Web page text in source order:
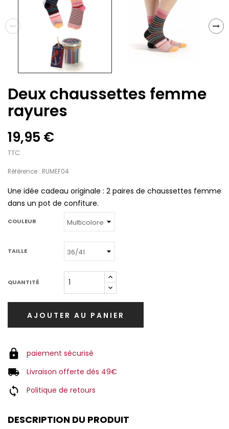
Deux chaussettes femme
rayures
19,95 €
TTC
Référence : RUMEF04
Une idée cadeau originale : 2 paires de chaussettes femme
dans un pot de confiture.
COULEUR
TAILLE
QUANTITÉ
AJOUTER AU PANIER
paiement sécurisé
Livraison offerte dés 49€
Politique de retours
DESCRIPTION DU PRODUIT